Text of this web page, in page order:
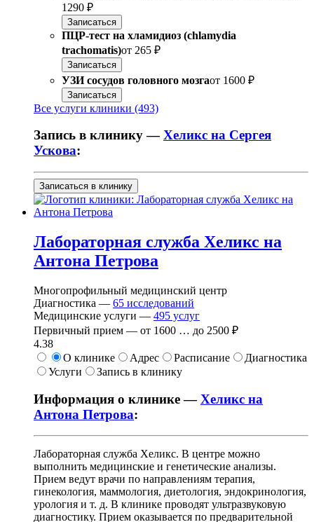
1290 ₽
Записаться
ПЦР-тест на хламидиоз (chlamydia
trachomatis)от 265 ₽
Записаться
УЗИ сосудов головного мозгаот 1600 ₽
Записаться
Все услуги клиники (493)
Запись в клинику —Хеликс на Сергея
Ускова:
Записаться в клинику
Лабораторная служба Хеликс на
Антона Петрова
Многопрофильный медицинский центр
Диагностика — 65 исследований
Медицинские услуги — 495 услуг
Первичный прием — от 1600 … до 2500 ₽
4.38
О клинике
Адрес Расписание
Диагностика
Услуги
Запись в клинику
Информация о клинике —Хеликс на
Антона Петрова:
Лабораторная служба Хеликс. В центре можно
выполнить медицинские и генетические анализы.
Прием ведут врачи по направлениям терапия,
гинекология, маммология, диетология, эндокринология,
урология и т. д. В клинике проводят ультразвуковую
диагностику. Прием оказывается по предварительной